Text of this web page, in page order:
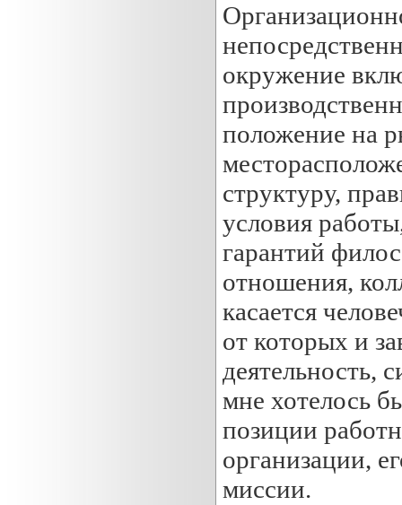
окружение
положение на
структуру,
условия
гарантий
отношения,
касается
от которых и
деятельность,
мне хотелось
позиции
организации,
миссии.